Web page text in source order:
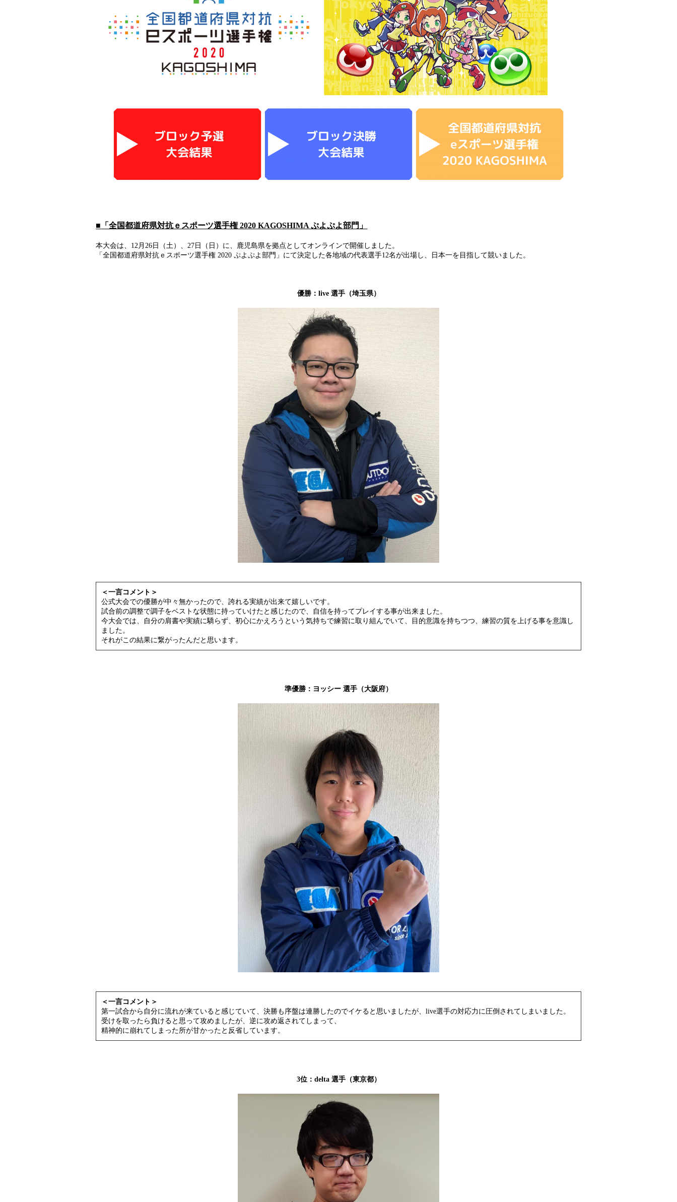
■ 「全国都道府県対抗ｅスポーツ選手権2020 KAGOSHIMAぷよぷよ部門」
本大会は、12月26日（土）、27日（日）に、鹿児島県を拠点としてオンラインで開催しました。
「全国都道府県対抗ｅスポーツ選手権 2020 ぷよぷよ部門」にて決定した各地域の代表選手12名が出場し、日本一を目指して競いました。
優勝：live 選手（埼玉県）
＜一言コメント＞
公式大会での優勝が中々無かったので、誇れる実績が出来て嬉しいです。
試合前の調整で調子をベストな状態に持っていけたと感じたので、自信を持ってプレイする事が出来ました。
今大会では、自分の肩書や実績に驕らず、初心にかえろうという気持ちで練習に取り組んでいて、目的意識を持ちつつ、練習の質を上げる事を意識し
ました。
それがこの結果に繋がったんだと思います。
準優勝：ヨッシー 選手（大阪府）
＜一言コメント＞
第一試合から自分に流れが来ていると感じていて、決勝も序盤は連勝したのでイケると思いましたが、live選手の対応力に圧倒されてしまいました。
受けを取ったら負けると思って攻めましたが、逆に攻め返されてしまって、
精神的に崩れてしまった所が甘かったと反省しています。
3位：delta 選手（東京都）